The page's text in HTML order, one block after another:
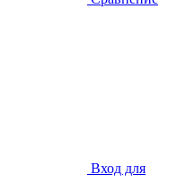
Вход для